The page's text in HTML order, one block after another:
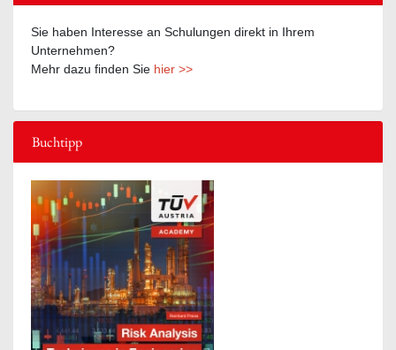
Sie haben Interesse an Schulungen direkt in Ihrem
Unternehmen?
Mehr dazu finden Sie hier >>
Buchtipp